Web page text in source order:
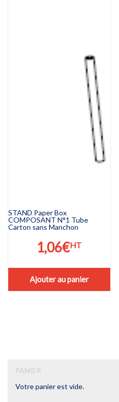
STAND Paper Box
COMPOSANT N°1 Tube
Carton sans Manchon
1,06€HT
Ajouter au panier
PANIER
Votre panier est vide.